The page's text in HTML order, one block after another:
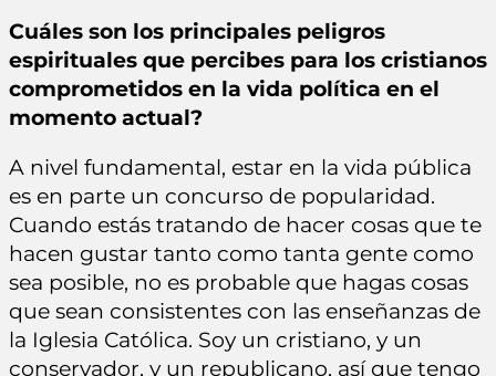
Cuáles son los principales peligros
espirituales que percibes para los cristianos
comprometidos en la vida política en el
momento actual?
A nivel fundamental, estar en la vida pública
es en parte un concurso de popularidad.
Cuando estás tratando de hacer cosas que te
hacen gustar tanto como tanta gente como
sea posible, no es probable que hagas cosas
que sean consistentes con las enseñanzas de
la Iglesia Católica. Soy un cristiano, y un
conservador, y un republicano, así que tengo